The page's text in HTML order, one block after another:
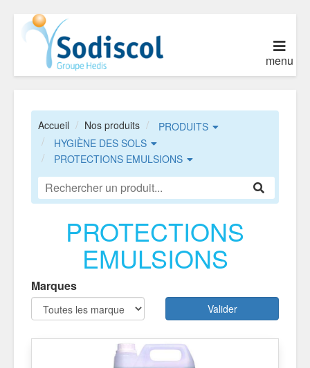
menu
Accueil Nos produits
PRODUITS
HYGIÈNE DES SOLS
PROTECTIONS EMULSIONS
PROTECTIONS
EMULSIONS
Marques
Valider